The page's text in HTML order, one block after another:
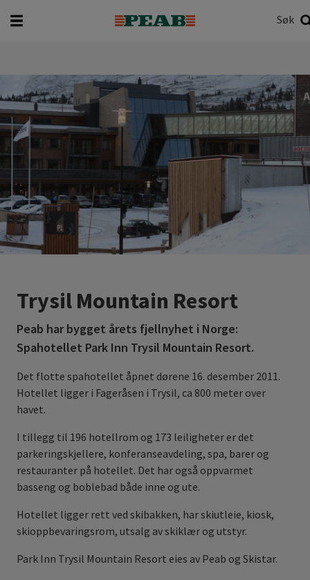
Søk
Trysil Mountain Resort
Peab har bygget årets fjellnyhet i Norge:
Spahotellet Park Inn Trysil Mountain Resort.
Det flotte spahotellet åpnet dørene 16. desember 2011.
Hotellet ligger i Fageråsen i Trysil, ca 800 meter over
havet.
I tillegg til 196 hotellrom og 173 leiligheter er det
parkeringskjellere, konferanseavdeling, spa, barer og
restauranter på hotellet. Det har også oppvarmet
basseng og boblebad både inne og ute.
Hotellet ligger rett ved skibakken, har skiutleie, kiosk,
skioppbevaringsrom, utsalg av skiklær og utstyr.
Park Inn Trysil Mountain Resort eies av Peab og Skistar.